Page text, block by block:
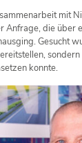
mit
Anfrage, die über
Gesucht
konnte.